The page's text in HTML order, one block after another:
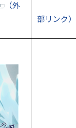
（外
部リンク）